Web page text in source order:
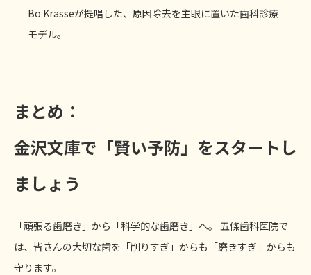
Bo Krasseが提唱した、原因除去を主眼に置いた歯科診療
モデル。
まとめ：
金沢文庫で「賢い予防」をスタートし
ましょう
「頑張る歯磨き」から「科学的な歯磨き」へ。 五條歯科医院で
は、皆さんの大切な歯を「削りすぎ」からも「磨きすぎ」からも
守ります。